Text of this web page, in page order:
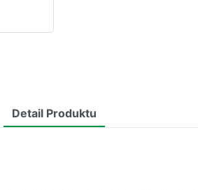
Detail Produktu